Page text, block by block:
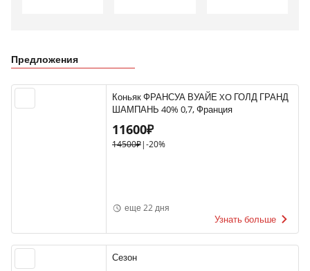
Предложения
Коньяк ФРАНСУА ВУАЙЕ XO ГОЛД ГРАНД
ШАМПАНЬ 40% 0,7, Франция
11600₽
14500₽|-20%
еще 22 дня
Узнать больше
Сезон